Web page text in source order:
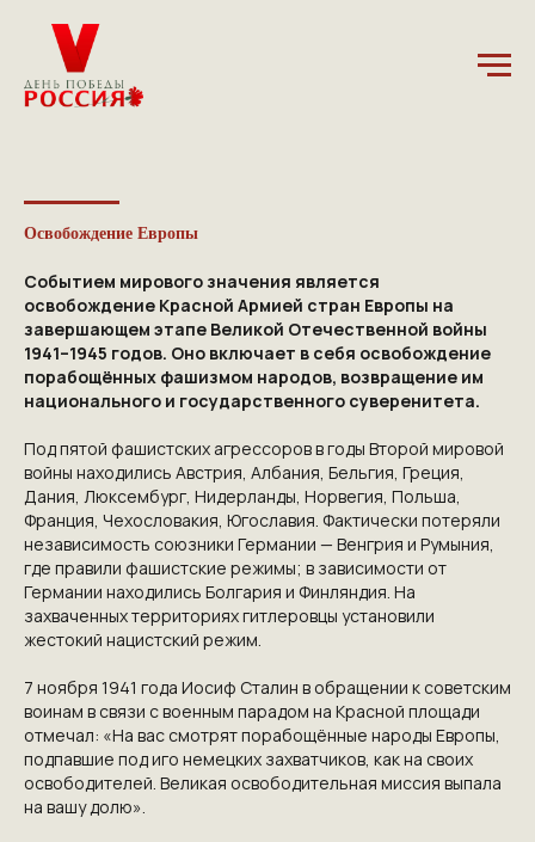
Освобождение Европы
Событием мирового значения является
освобождение Красной Армией стран Европы на
завершающем этапе Великой Отечественной войны
1941–1945 годов. Оно включает в себя освобождение
порабощённых фашизмом народов, возвращение им
национального и государственного суверенитета.
Под пятой фашистских агрессоров в годы Второй мировой
войны находились Австрия, Албания, Бельгия, Греция,
Дания, Люксембург, Нидерланды, Норвегия, Польша,
Франция, Чехословакия, Югославия. Фактически потеряли
независимость союзники Германии — Венгрия и Румыния,
где правили фашистские режимы; в зависимости от
Германии находились Болгария и Финляндия. На
захваченных территориях гитлеровцы установили
жестокий нацистский режим.
7 ноября 1941 года Иосиф Сталин в обращении к советским
воинам в связи с военным парадом на Красной площади
отмечал: «На вас смотрят порабощённые народы Европы,
подпавшие под иго немецких захватчиков, как на своих
освободителей. Великая освободительная миссия выпала
на вашу долю».